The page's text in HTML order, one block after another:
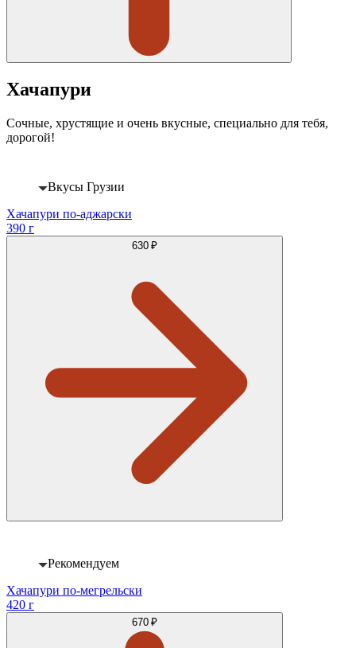
Хачапури
Сочные, хрустящие и очень вкусные, специально для тебя,
дорогой!
Вкусы Грузии
Хачапури по-аджарски
390 г
630 ₽
Рекомендуем
Хачапури по-мегрельски
420 г
670 ₽